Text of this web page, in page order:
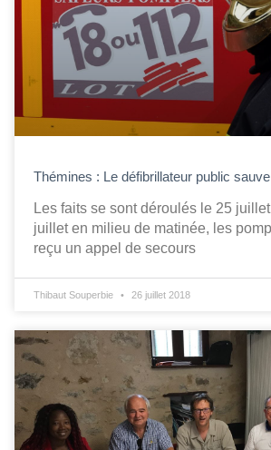
Thémines : Le défibrillateur public
Les faits se sont déroulés le 25
juillet en milieu de matinée, les
reçu un appel de secours
Thibaut Souperbie 26 juillet 2018